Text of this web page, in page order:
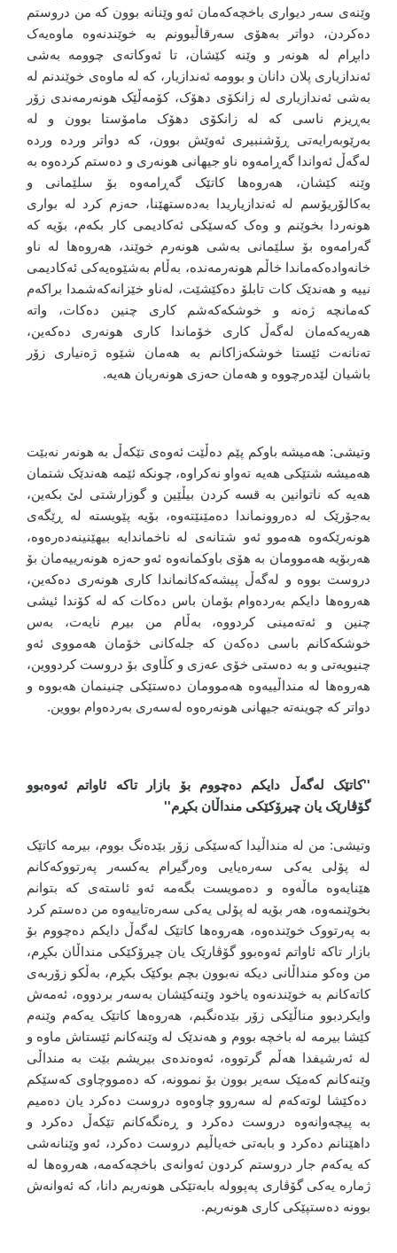
وێنەی سەر دیواری باخچەکەمان ئەو وێنانە بوون کە من دروستم
دەکردن، دواتر بەهۆی سەرقاڵبوونم بە خوێندنەوە ماوەیەک
دابڕام لە هونەر و وێنە کێشان، تا ئەوکاتەی چوومە بەشی
ئەندازیاری پلان دانان و بوومە ئەندازیار، کە لە ماوەی خوێندنم لە
بەشی ئەندازیاری لە زانکۆی دهۆک، کۆمەڵێک هونەرمەندی زۆر
بەڕیزم ناسی کە لە زانکۆی دهۆک مامۆستا بوون و لە
بەرێوبەرایەتی ڕۆشنبیری ئەوێش بوون، کە دواتر وردە وردە
لەگەڵ ئەواندا گەڕامەوە ناو جیهانی هونەری و دەستم کردەوە بە
وێنە کێشان، هەروەها کاتێک گەڕامەوە بۆ سلێمانی و
بەکالۆریۆسم لە ئەندازیاریدا بەدەستهێنا، حەزم کرد لە بواری
هونەردا بخوێنم و وەک کەسێکی ئەکادیمی کار بکەم، بۆیە کە
گەرامەوە بۆ سلێمانی بەشی هونەرم خوێند، هەروەها لە ناو
خانەوادەکەماندا خاڵم هونەرمەندە، بەڵام بەشێوەیەکی ئەکادیمی
نییە و هەندێک کات تابلۆ دەکێشێت، لەناو خێزانەکەشمدا براکەم
کەمانچە ژەنە و خوشکەکەشم کاری چنین دەکات، واتە
هەریەکەمان لەگەڵ کاری خۆماندا کاری هونەری دەکەین،
تەنانەت ئێستا خوشکەزاکانم بە هەمان شێوە ژەنیاری زۆر
باشیان لێدەرچووە و هەمان حەزی هونەریان هەیە.
وتیشی: هەمیشە باوکم پێم دەڵێت ئەوەی تێکەڵ بە هونەر نەبێت
هەمیشە شتێکی هەیە تەواو نەکراوە، چونکە ئێمە هەندێک شتمان
هەیە کە ناتوانین بە قسە کردن بیڵێین و گوزارشتی لێ بکەین،
بەجۆرێک لە دەروونماندا دەمێنێتەوە، بۆیە پێویستە لە ڕێگەی
هونەرێکەوە هەموو ئەو شتانەی لە ناخماندایە بیهێنینەدەرەوە،
هەربۆیە هەموومان بە هۆی باوکمانەوە ئەو حەزە هونەرییەمان بۆ
دروست بووە و لەگەڵ پیشەکەکانماندا کاری هونەری دەکەین،
هەروەها دایکم بەردەوام بۆمان باس دەکات کە لە کۆندا ئیشی
چنین و ئەتەمینی کردووە، بەڵام من بیرم نایەت، بەس
خوشکەکانم باسی دەکەن کە جلەکانی خۆمان هەمووی ئەو
چنیویەتی و بە دەستی خۆی عەزی و کڵاوی بۆ دروست کردووین،
هەروەها لە منداڵییەوە هەموومان دەستێکی چنینمان هەبووە و
دواتر کە چوینەتە جیهانی هونەرەوە لەسەری بەردەوام بووین.
''کاتێک لەگەڵ دایکم دەچووم بۆ بازار تاکە ئاواتم ئەوەبوو
گۆڤارێک یان چیرۆکێکی منداڵان بکڕم''
وتیشی: من لە منداڵیدا کەسێکی زۆر بێدەنگ بووم، بیرمە کاتێک
لە پۆلی یەکی سەرەیایی وەرگیرام یەکسەر پەرتووکەکانم
هێنایەوە ماڵەوە و دەمویست بگەمە ئەو ئاستەی کە بتوانم
بخوێنمەوە، هەر بۆیە لە پۆلی یەکی سەرەتاییەوە من دەستم کرد
بە پەرتووک خوێندەوە، هەروەها کاتێک لەگەڵ دایکم دەچووم بۆ
بازار تاکە ئاواتم ئەوەبوو گۆڤارێک یان چیرۆکێکی منداڵان بکڕم،
من وەکو منداڵانی دیکە نەبوون بچم بوکێک بکڕم، بەڵکو زۆربەی
کاتەکانم بە خوێندنەوە یاخود وێنەکێشان بەسەر بردووە، ئەمەش
وایکردبوو مناڵێکی زۆر بێدەنگبم، هەروەها کاتێک یەکەم وێنەم
کێشا بیرمە لە باخچە بووم و هەندێک لە وێنەکانم ئێستاش ماوە و
لە ئەرشیفدا هەڵم گرتووە، ئەوەندەی بیریشم بێت بە منداڵی
وێنەکانم کەمێک سەیر بوون بۆ نموونە، کە دەمووچاوی کەسێکم
دەکێشا لوتەکەم لە سەروو چاوەوە دروست دەکرد یان دەمیم
بە پیچەوانەوە دروست دەکرد و ڕەنگەکانم تێکەڵ دەکرد و
داهێنانم دەکرد و بابەتی خەیاڵیم دروست دەکرد، ئەو وێنانەشی
کە یەکەم جار دروستم کردون ئەوانەی باخچەکەمە، هەروەها لە
ژمارە یەکی گۆڤاری پەپوولە بابەتێکی هونەریم دانا، کە ئەوانەش
بوونە دەستپێکی کاری هونەریم.